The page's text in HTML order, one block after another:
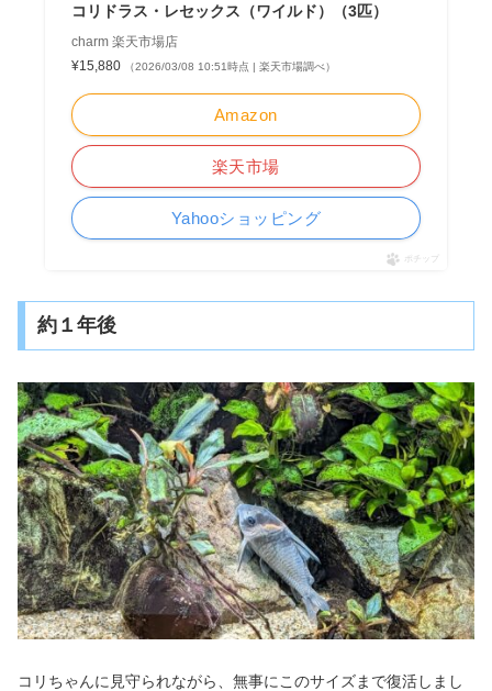
コリドラス・レセックス（ワイルド）（3匹）
charm 楽天市場店
¥15,880
（2026/03/08 10:51時点 | 楽天市場調べ）
Amazon
楽天市場
Yahooショッピング
ポチップ
約１年後
コリちゃんに見守られながら、無事にこのサイズまで復活しまし